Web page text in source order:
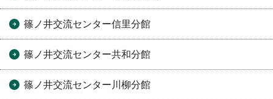
篠ノ井交流センター信里分館
篠ノ井交流センター共和分館
篠ノ井交流センター川柳分館